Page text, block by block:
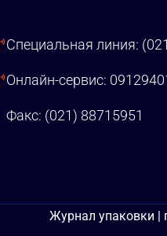
Специальная линия:
Онлайн-сервис:
Факс: (021) 88715951
Журнал упаковки |